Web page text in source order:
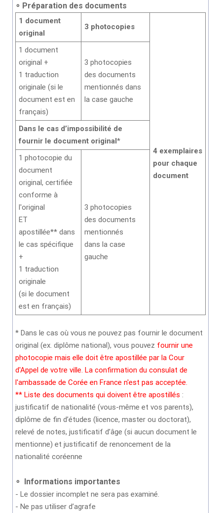
∘ Préparation des documents
1 document
original
3 photocopies
4 exemplaires
pour chaque
document
1 document
original +
1 traduction
originale (si le
document est en
français)
3 photocopies
des documents
mentionnés dans
la case gauche
Dans le cas d’impossibilité de
fournir le document original*
1 photocopie du
document
original, certifiée
conforme à
l'original
ET
apostillée** dans
le cas spécifique
+
1 traduction
originale
(si le document
est en français)
3 photocopies
des documents
mentionnés
dans la case
gauche
* Dans le cas où vous ne pouvez pas fournir le document
original (ex. diplôme national), vous pouvez fournir une
photocopie mais elle doit être apostillée par la Cour
d'Appel de votre ville. La confirmation du consulat de
l'ambassade de Corée en France n'est pas acceptée.
** Liste des documents qui doivent être apostillés :
justificatif de nationalité (vous-même et vos parents),
diplôme de fin d’études (licence, master ou doctorat),
relevé de notes, justificatif d’âge (si aucun document le
mentionne) et justificatif de renoncement de la
nationalité coréenne
∘ Informations importantes
- Le dossier incomplet ne sera pas examiné.
- Ne pas utiliser d’agrafe